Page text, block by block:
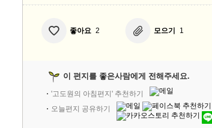
좋아요 2 모으기 1
이 편지를 좋은사람에게 전해주세요.
'고도원의 아침편지' 추천하기
오늘편지 공유하기